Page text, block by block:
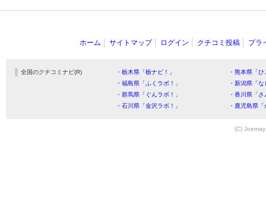
ホーム サイトマップ ログイン クチコミ投稿 プラ
全国のクチコミナビ(R) ・栃木県「栃ナビ！」
・熊本県「
・福島県「ふくラボ！」
・新潟県「
・群馬県「ぐんラボ！」
・香川県「
・石川県「金沢ラボ！」
・鹿児島県
(C)